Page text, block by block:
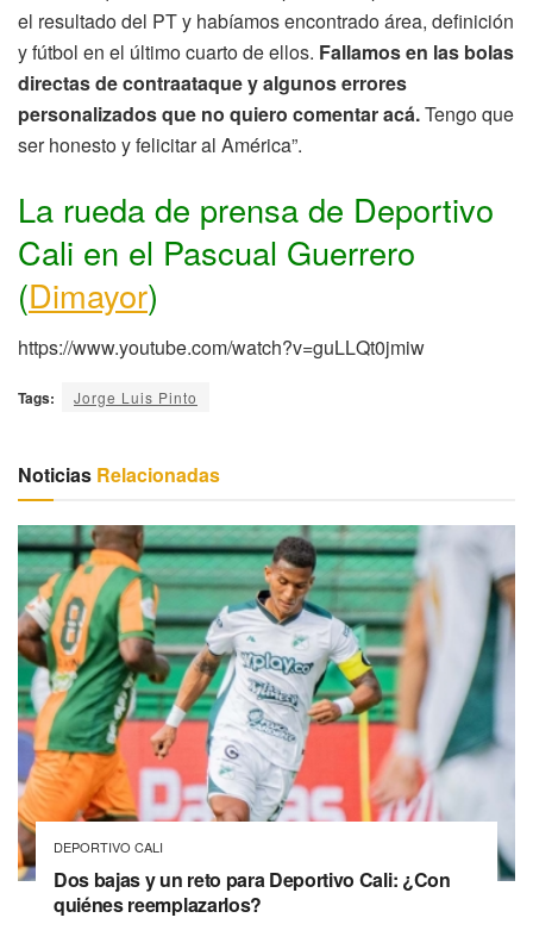
el resultado del PT y habíamos encontrado área, definición
y fútbol en el último cuarto de ellos. Fallamos en las bolas
directas de contraataque y algunos errores
personalizados que no quiero comentar acá.Tengo que
ser honesto y felicitar al América”.
La rueda de prensa de Deportivo
Cali en el Pascual Guerrero
(Dimayor)
https://www.youtube.com/watch?v=guLLQt0jmiw
Tags: Jorge Luis Pinto
Noticias Relacionadas
DEPORTIVO CALI
Dos bajas y un reto para Deportivo Cali: ¿Con
quiénes reemplazarlos?